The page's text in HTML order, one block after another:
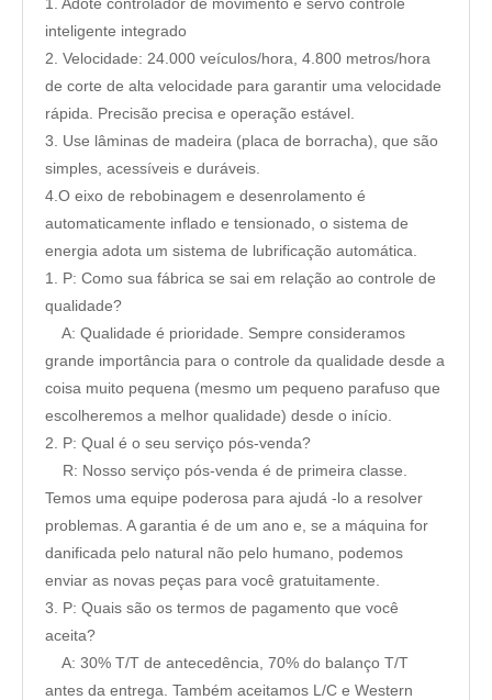
inteligente integrado
2. Velocidade: 24.000 veículos/hora, 4.800 metros/hora
de corte de alta velocidade para garantir uma velocidade
rápida. Precisão precisa e operação estável.
3. Use lâminas de madeira (placa de borracha), que são
simples, acessíveis e duráveis.
4.O eixo de rebobinagem e desenrolamento é
automaticamente inflado e tensionado, o sistema de
energia adota um sistema de lubrificação automática.
1. P: Como sua fábrica se sai em relação ao controle de
qualidade?
A: Qualidade é prioridade. Sempre consideramos
grande importância para o controle da qualidade desde a
coisa muito pequena (mesmo um pequeno parafuso que
escolheremos a melhor qualidade) desde o início.
2. P: Qual é o seu serviço pós-venda?
R: Nosso serviço pós-venda é de primeira classe.
Temos uma equipe poderosa para ajudá -lo a resolver
problemas. A garantia é de um ano e, se a máquina for
danificada pelo natural não pelo humano, podemos
enviar as novas peças para você gratuitamente.
3. P: Quais são os termos de pagamento que você
aceita?
A: 30% T/T de antecedência, 70% do balanço T/T
antes da entrega. Também aceitamos L/C e Western